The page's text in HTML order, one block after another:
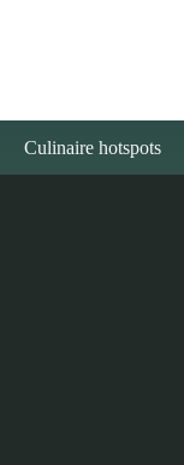
Culinaire hotspots